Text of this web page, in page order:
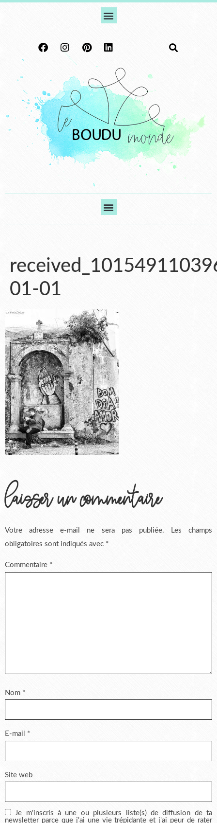
01-01
laisser un commentaire
Votre adresse e-mail ne sera pas publiée.
Les champs
obligatoires sont indiqués avec *
Commentaire *
Nom *
E-mail *
Site web
Je m'inscris à une ou plusieurs liste(s) de diffusion de ta
newsletter parce que j'ai une vie trépidante et j'ai peur de rater